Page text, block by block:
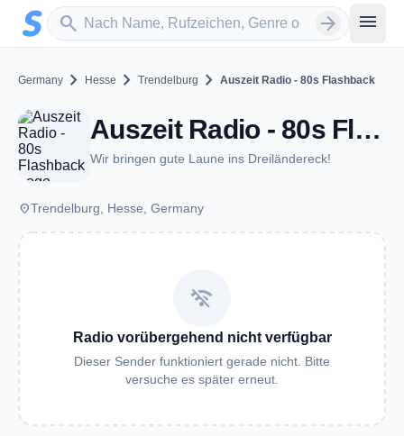
Zum Hauptinhalt springen
search
Sender suchen arrow_forward menu
Germany chevron_right Hesse chevron_right Trendelburg chevron_right Auszeit Radio - 80s Flashback
Auszeit Radio - 80s Flashback - Trendelburg
Wir bringen gute Laune ins Dreiländereck!
placeTrendelburg, Hesse, Germany
wifi_off
Radio vorübergehend nicht verfügbar
Dieser Sender funktioniert gerade nicht. Bitte
versuche es später erneut.